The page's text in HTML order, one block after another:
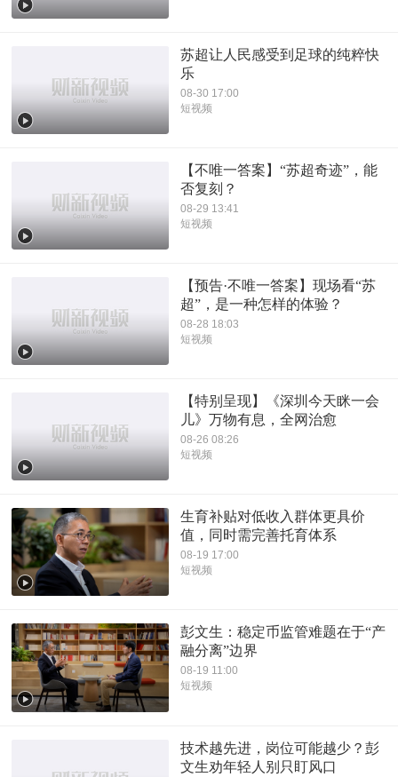
苏超让人民感受到足球的纯粹快
乐
08-30 17:00
短视频
【不唯一答案】“苏超奇迹”，能
否复刻？
08-29 13:41
短视频
【预告·不唯一答案】现场看“苏
超”，是一种怎样的体验？
08-28 18:03
短视频
【特别呈现】《深圳今天眯一会
儿》万物有息，全网治愈
08-26 08:26
短视频
生育补贴对低收入群体更具价
值，同时需完善托育体系
08-19 17:00
短视频
彭文生：稳定币监管难题在于“产
融分离”边界
08-19 11:00
短视频
技术越先进，岗位可能越少？彭
文生劝年轻人别只盯风口